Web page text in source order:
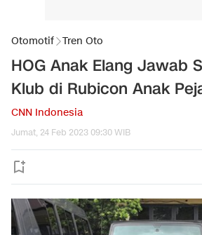
Otomotif Tren Oto
HOG Anak Elang Jawab
Klub di Rubicon Anak
CNN Indonesia
Jumat, 24 Feb 2023 09:30 WIB